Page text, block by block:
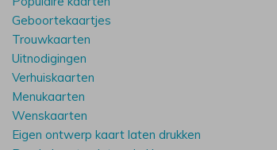
Geboortekaartjes
Trouwkaarten
Uitnodigingen
Verhuiskaarten
Menukaarten
Wenskaarten
Eigen ontwerp kaart laten drukken